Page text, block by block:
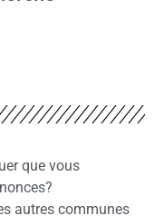
que vous
autres communes